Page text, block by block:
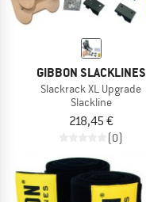
GIBBON SLACKLINES
Slackrack XL Upgrade
Slackline
218,45 €
(0)